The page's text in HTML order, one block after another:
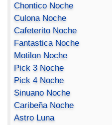
Chontico Noche
Culona Noche
Cafeterito Noche
Fantastica Noche
Motilon Noche
Pick 3 Noche
Pick 4 Noche
Sinuano Noche
Caribeña Noche
Astro Luna